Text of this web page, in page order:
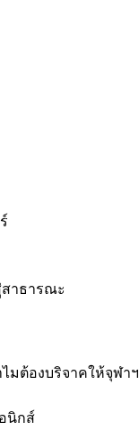
สาธารณะ
ไมต้องบริจาคให้จุฬาฯ
นิกส์